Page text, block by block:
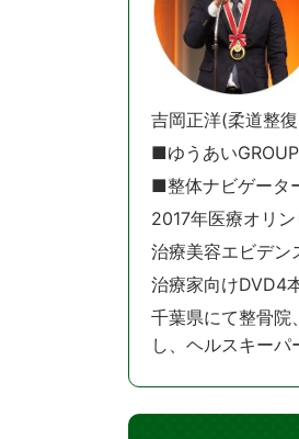
吉岡正洋(柔道整
■ゆうあい
■整体ナビゲータ
2017年医療オリ
治療美容エビデン
治療家向けDVD4
千葉県にて整骨院
し、ヘルスキーパ